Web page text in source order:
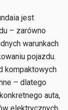
jest
– zarówno
warunkach
pojazdu.
kompaktowych
– dlatego
auta,